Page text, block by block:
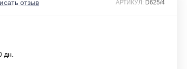
отзыв АРТИКУЛ: D625/4
дн.